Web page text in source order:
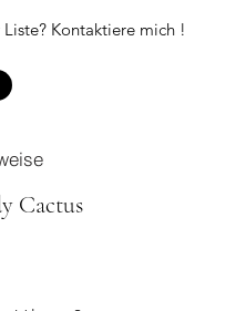
Kontaktiere mich !
Cactus